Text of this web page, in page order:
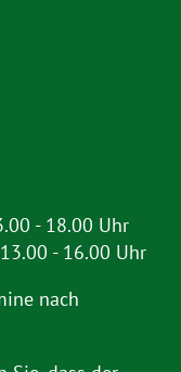
- 18.00 Uhr
- 16.00 Uhr
nach